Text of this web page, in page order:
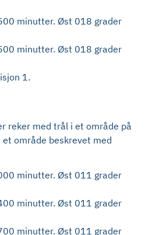
minutter. Øst 018 grader
minutter. Øst 018 grader
1.
reker med trål i et område på
område beskrevet med
minutter. Øst 011 grader
minutter. Øst 011 grader
minutter. Øst 011 grader